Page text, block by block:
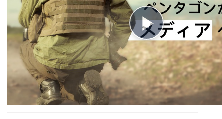
————————————————————————